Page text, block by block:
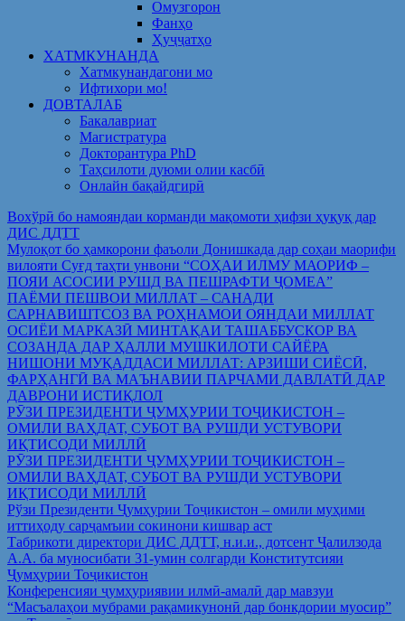
Омузгорон
Фанҳо
Ҳуҷҷатҳо
ХАТМКУНАНДА
Хатмкунандагони мо
Ифтихори мо!
ДОВТАЛАБ
Бакалавриат
Магистратура
Докторантура PhD
Таҳсилоти дуюми олии касбӣ
Онлайн бақайдгирӣ
Вохўрӣ бо намояндаи корманди мақомоти ҳифзи ҳуқуқ дар
ДИС ДДТТ
Мулоқот бо ҳамкорони фаъоли Донишкада дар соҳаи маорифи
вилояти Суғд таҳти унвони “СОҲАИ ИЛМУ МАОРИФ –
ПОЯИ АСОСИИ РУШД ВА ПЕШРАФТИ ҶОМЕА”
ПАЁМИ ПЕШВОИ МИЛЛАТ – САНАДИ
САРНАВИШТСОЗ ВА РОҲНАМОИ ОЯНДАИ МИЛЛАТ
ОСИЁИ МАРКАЗӢ МИНТАҚАИ ТАШАББУСКОР ВА
СОЗАНДА ДАР ҲАЛЛИ МУШКИЛОТИ САЙЁРА
НИШОНИ МУҚАДДАСИ МИЛЛАТ: АРЗИШИ СИЁСӢ,
ФАРҲАНГӢ ВА МАЪНАВИИ ПАРЧАМИ ДАВЛАТӢ ДАР
ДАВРОНИ ИСТИҚЛОЛ
РӮЗИ ПРЕЗИДЕНТИ ҶУМҲУРИИ ТОҶИКИСТОН –
ОМИЛИ ВАҲДАТ, СУБОТ ВА РУШДИ УСТУВОРИ
ИҚТИСОДИ МИЛЛӢ
РӮЗИ ПРЕЗИДЕНТИ ҶУМҲУРИИ ТОҶИКИСТОН –
ОМИЛИ ВАҲДАТ, СУБОТ ВА РУШДИ УСТУВОРИ
ИҚТИСОДИ МИЛЛӢ
Рўзи Президенти Ҷумҳурии Тоҷикистон – омили муҳими
иттиҳоду сарҷамъии сокинони кишвар аст
Табрикоти директори ДИС ДДТТ, н.и.и., дотсент Ҷалилзода
А.А. ба муносибати 31-умин солгарди Конститутсияи
Ҷумҳурии Тоҷикистон
Конференсияи ҷумҳуриявии илмӣ-амалӣ дар мавзуи
“Масъалаҳои мубрами рақамикунонӣ дар бонкдории муосир”